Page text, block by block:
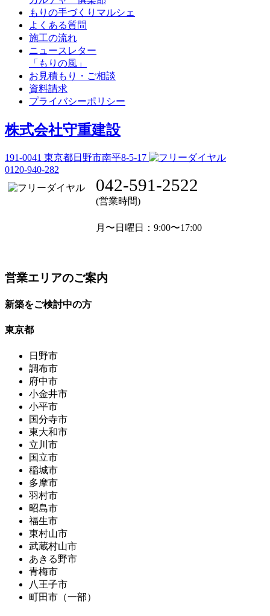
もりの手づくりマルシェ
よくある質問
施工の流れ
ニュースレター
「もりの風」
お見積もり・ご相談
資料請求
プライバシーポリシー
株式会社守重建設
191-0041 東京都日野市南平8-5-17
0120-940-282
042-591-2522
(営業時間)
月〜日曜日 ：9:00〜17:00
営業エリアのご案内
新築をご検討中の方
東京都
日野市
調布市
府中市
小金井市
小平市
国分寺市
東大和市
立川市
国立市
稲城市
多摩市
羽村市
昭島市
福生市
東村山市
武蔵村山市
あきる野市
青梅市
八王子市
町田市（一部）